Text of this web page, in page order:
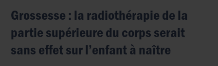
Grossesse : la radiothérapie de la
partie supérieure du corps serait
sans effet sur l’enfant à naître